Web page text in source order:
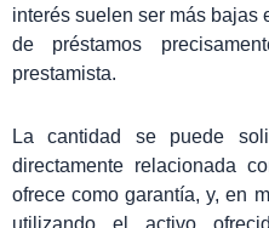
interés suelen ser más bajas
de préstamos
prestamista.
La cantidad se puede
directamente relacionada
ofrece como garantía, y, en
utilizando el activo